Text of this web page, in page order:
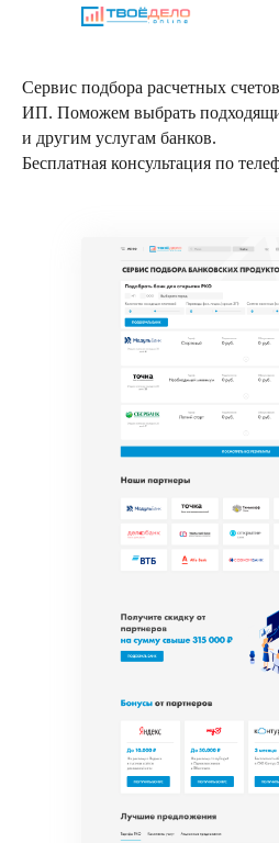
Сервис подбора расчетных
ИП. Поможем выбрать
и другим услугам банков.
Бесплатная консультация по